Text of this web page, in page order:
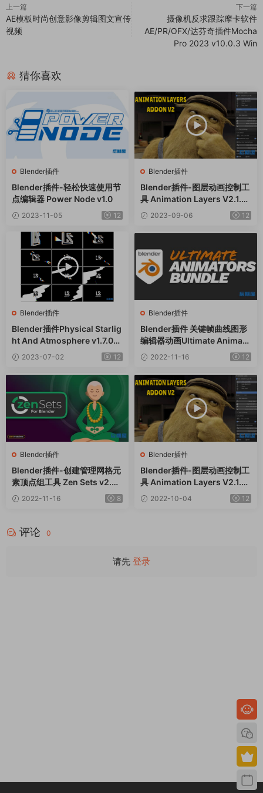
上一篇
AE模板时尚创意影像剪辑图文宣传
视频
下一篇
摄像机反求跟踪摩卡软件
AE/PR/OFX/达芬奇插件Mocha
Pro 2023 v10.0.3 Win
猜你喜欢
Blender插件
Blender插件-轻松快速使用节
点编辑器 Power Node v1.0
2023-11-05 12
Blender插件
Blender插件-图层动画控制工
具 Animation Layers V2.1.6.
7
2023-09-06 12
Blender插件
Blender插件Physical Starlig
ht And Atmosphere v1.7.0
物理星光大气环境效果模拟
2023-07-02 12
Blender插件
Blender插件 关键帧曲线图形
编辑器动画Ultimate Animato
rs Bundle V1.1.8
2022-11-16 12
Blender插件
Blender插件-创建管理网格元
素顶点组工具 Zen Sets v2.0.
0.252022-11-16 8
Blender插件
Blender插件-图层动画控制工
具 Animation Layers V2.1.3.
0 2022-10-04 12
评论 0
请先 登录